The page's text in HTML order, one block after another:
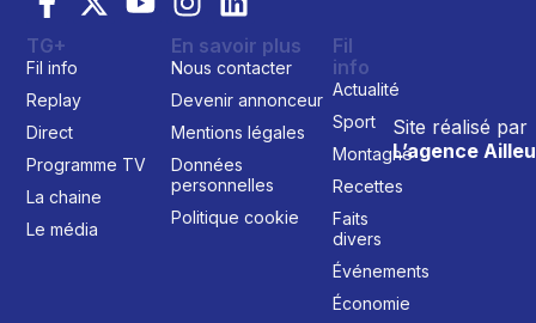
Site réalisé par
L’agence
TG+
Fil info
Replay
Direct
Programme TV
La chaine
Le média
En savoir plus
Nous contacter
Devenir annonceur
Mentions légales
Données
personnelles
Politique cookie
Fil
info
Actualité
Sport
Montagne
Recettes
Faits
divers
Événements
Économie